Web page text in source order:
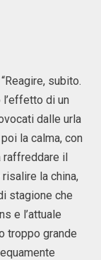
subito.
di un
dalle urla
la calma, con
raffreddare il
la china,
stagione che
e l’attuale
troppo grande